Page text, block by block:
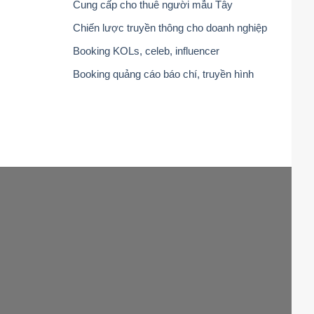
Cung cấp cho thuê người mẫu Tây
Chiến lược truyền thông cho doanh nghiệp
Booking KOLs, celeb, influencer
Booking quảng cáo báo chí, truyền hình